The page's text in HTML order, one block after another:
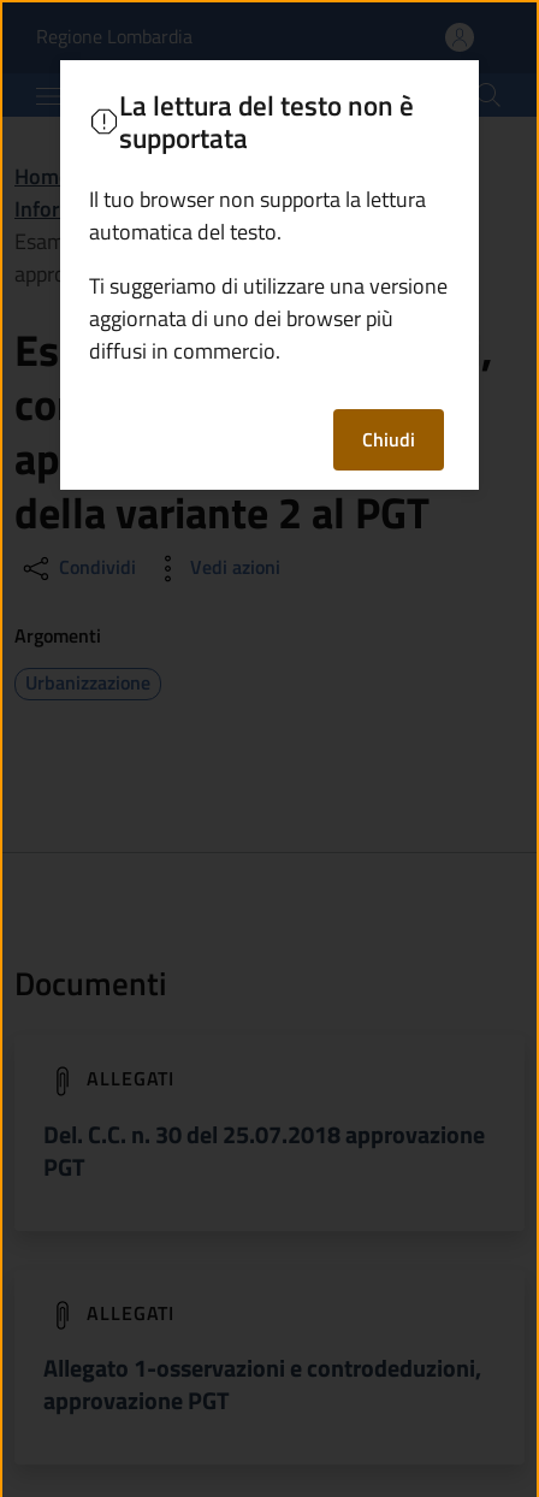
Esame delle
Regione Lombardia(apre in un'altra scheda).
Comune di Rogno
Home
Informazioni istituzionali /
Esame delle osservazioni, controdeduzioni ed
approvazione definitiva della variante 2 al PGT
Esame delle osservazioni,
controdeduzioni ed
approvazione definitiva
della variante 2 al PGT
Condividi Vedi azioni
La lettura del testo non è
supportata
Il tuo browser non supporta la lettura
automatica del testo.
Ti suggeriamo di utilizzare una versione
aggiornata di uno dei browser più
diffusi in commercio.
Chiudi
Argomenti
Urbanizzazione
Documenti
ALLEGATI
Del. C.C. n. 30 del 25.07.2018 approvazione
PGT
(apre in un'altra scheda).
ALLEGATI
Allegato 1-osservazioni e controdeduzioni,
approvazione PGT
(apre in un'altra scheda).